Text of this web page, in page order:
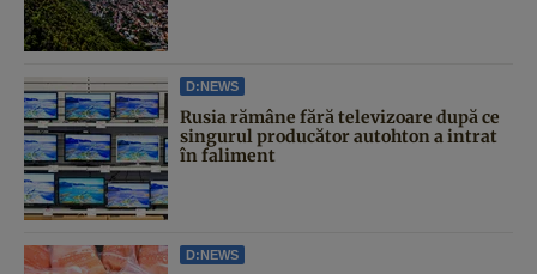
D:NEWS
Rusia rămâne fără televizoare după ce
singurul producător autohton a intrat
în faliment
D:NEWS